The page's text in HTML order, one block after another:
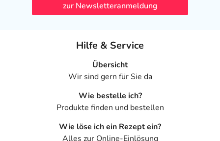
Angaben gem. EU-Produktsicherheitsverordnung (GPSR)
anzeigen
zur Newsletteranmeldung
Hilfe & Service
Übersicht
Wir sind gern für Sie da
Wie bestelle ich?
Produkte finden und bestellen
Wie löse ich ein Rezept ein?
Alles zur Online-Einlösung